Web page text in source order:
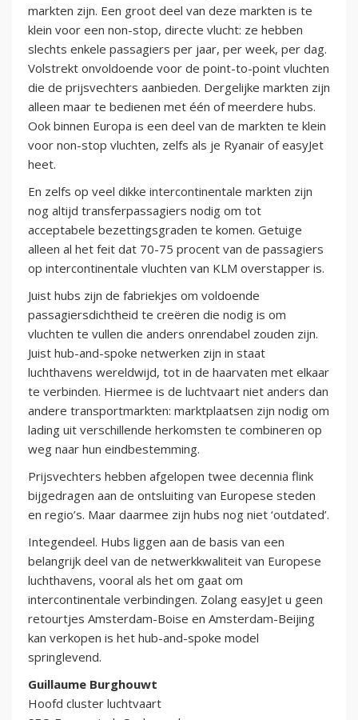
markten zijn. Een groot deel van deze markten is te
klein voor een non-stop, directe vlucht: ze hebben
slechts enkele passagiers per jaar, per week, per dag.
Volstrekt onvoldoende voor de point-to-point vluchten
die de prijsvechters aanbieden. Dergelijke markten zijn
alleen maar te bedienen met één of meerdere hubs.
Ook binnen Europa is een deel van de markten te klein
voor non-stop vluchten, zelfs als je Ryanair of easyJet
heet.
En zelfs op veel dikke intercontinentale markten zijn
nog altijd transferpassagiers nodig om tot
acceptabele bezettingsgraden te komen. Getuige
alleen al het feit dat 70-75 procent van de passagiers
op intercontinentale vluchten van KLM overstapper is.
Juist hubs zijn de fabriekjes om voldoende
passagiersdichtheid te creëren die nodig is om
vluchten te vullen die anders onrendabel zouden zijn.
Juist hub-and-spoke netwerken zijn in staat
luchthavens wereldwijd, tot in de haarvaten met elkaar
te verbinden. Hiermee is de luchtvaart niet anders dan
andere transportmarkten: marktplaatsen zijn nodig om
lading uit verschillende herkomsten te combineren op
weg naar hun eindbestemming.
Prijsvechters hebben afgelopen twee decennia flink
bijgedragen aan de ontsluiting van Europese steden
en regio’s. Maar daarmee zijn hubs nog niet ‘outdated’.
Integendeel. Hubs liggen aan de basis van een
belangrijk deel van de netwerkkwaliteit van Europese
luchthavens, vooral als het om gaat om
intercontinentale verbindingen. Zolang easyJet u geen
retourtjes Amsterdam-Boise en Amsterdam-Beijing
kan verkopen is het hub-and-spoke model
springlevend.
Guillaume Burghouwt
Hoofd cluster luchtvaart